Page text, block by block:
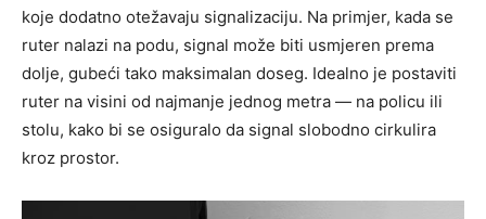
koje dodatno otežavaju signalizaciju. Na primjer, kada se
ruter nalazi na podu, signal može biti usmjeren prema
dolje, gubeći tako maksimalan doseg. Idealno je postaviti
ruter na visini od najmanje jednog metra — na policu ili
stolu, kako bi se osiguralo da signal slobodno cirkulira
kroz prostor.